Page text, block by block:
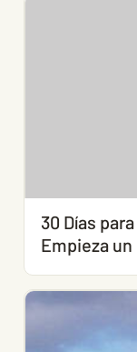
30 Días
Empieza